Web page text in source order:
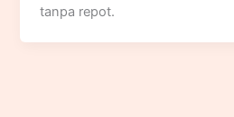
tanpa repot.